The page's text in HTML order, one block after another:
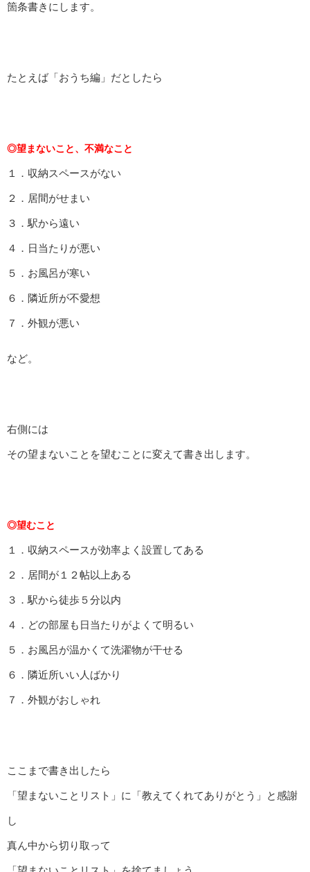
箇条書きにします。
たとえば「おうち編」だとしたら
◎望まないこと、不満なこと
１．収納スペースがない
２．居間がせまい
３．駅から遠い
４．日当たりが悪い
５．お風呂が寒い
６．隣近所が不愛想
７．外観が悪い
など。
右側には
その望まないことを望むことに変えて書き出します。
◎望むこと
１．収納スペースが効率よく設置してある
２．居間が１２帖以上ある
３．駅から徒歩５分以内
４．どの部屋も日当たりがよくて明るい
５．お風呂が温かくて洗濯物が干せる
６．隣近所いい人ばかり
７．外観がおしゃれ
ここまで書き出したら
「望まないことリスト」に「教えてくれてありがとう」と感謝
し
真ん中から切り取って